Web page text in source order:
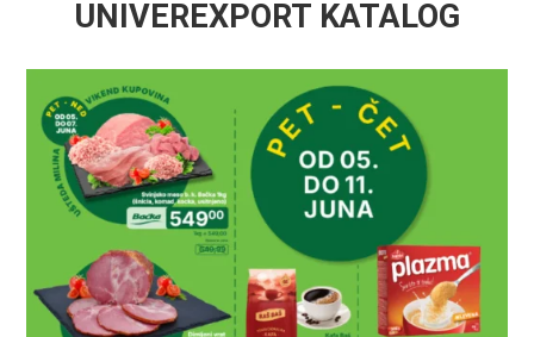
UNIVEREXPORT KATALOG